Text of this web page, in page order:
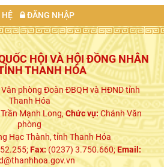
HỆ ĐĂNG NHẬP
HỘI VÀ HỘI ĐỒNG NHÂN
THANH HÓA
Văn phòng Đoàn ĐBQH và HĐND tỉnh
Thanh Hóa
Trần Mạnh Long,Chức vụ:Chánh Văn
phòng
Hạc Thành, tỉnh Thanh Hóa
Fax:(0237) 3.750.660;Email: